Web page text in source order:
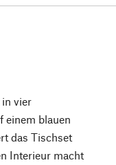
vier
einem blauen
das Tischset
Interieur macht